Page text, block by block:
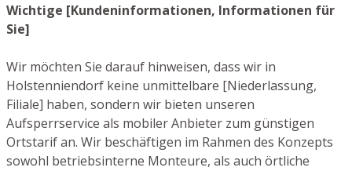
Wichtige [Kundeninformationen, Informationen für
Sie]
Wir möchten Sie darauf hinweisen, dass wir in
Holstenniendorf keine unmittelbare [Niederlassung,
Filiale] haben, sondern wir bieten unseren
Aufsperrservice als mobiler Anbieter zum günstigen
Ortstarif an. Wir beschäftigen im Rahmen des Konzepts
sowohl betriebsinterne Monteure, als auch örtliche